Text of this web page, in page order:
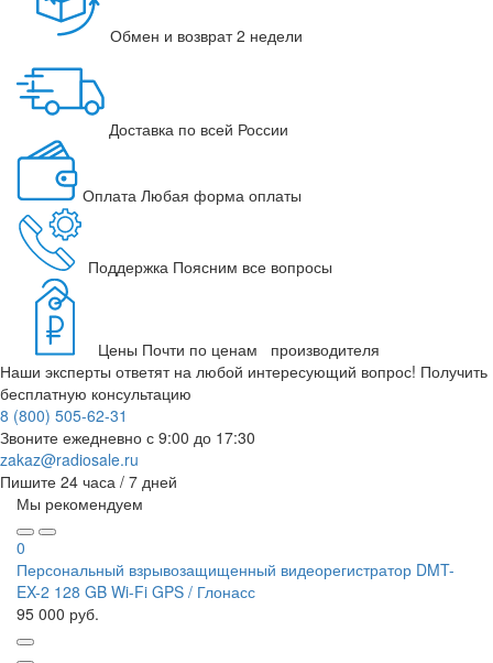
Обмен и возврат 2 недели
Доставка по всей России
Оплата Любая форма оплаты
Поддержка Поясним все вопросы
Цены Почти по ценам производителя
Наши эксперты ответят на любой интересующий вопрос! Получить
бесплатную консультацию
8 (800) 505-62-31
Звоните ежедневно с 9:00 до 17:30
zakaz@radiosale.ru
Пишите 24 часа / 7 дней
Мы рекомендуем
0
Персональный взрывозащищенный видеорегистратор DMT-
EX-2 128 GB Wi-Fi GPS / Глонасс
95 000 руб.